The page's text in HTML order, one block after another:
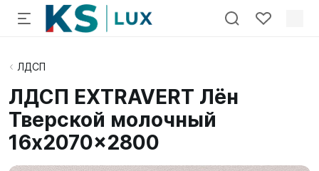
ЛДСП
ЛДСП EXTRAVERT Лён
Тверской молочный
16x2070x2800